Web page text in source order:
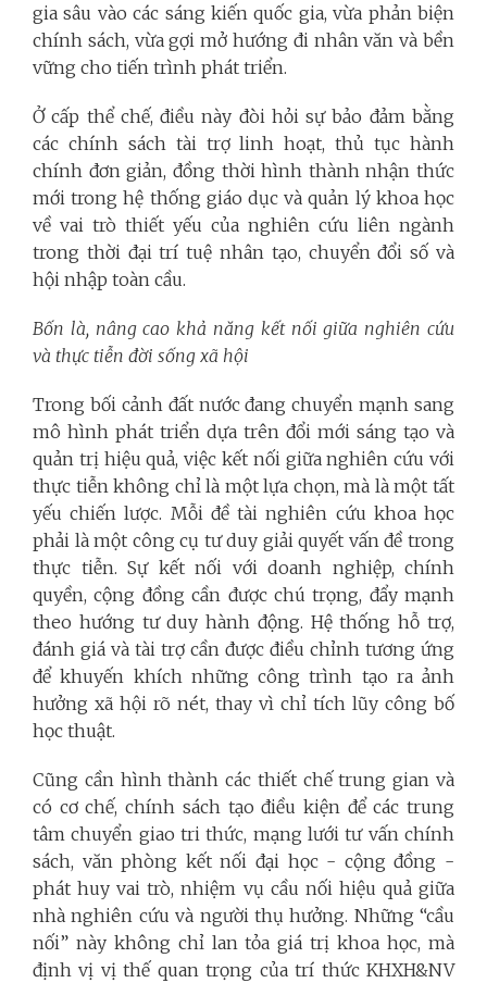
gia sâu vào các sáng kiến quốc gia, vừa phản biện
chính sách, vừa gợi mở hướng đi nhân văn và bền
vững cho tiến trình phát triển.
Ở cấp thể chế, điều này đòi hỏi sự bảo đảm bằng
các chính sách tài trợ linh hoạt, thủ tục hành
chính đơn giản, đồng thời hình thành nhận thức
mới trong hệ thống giáo dục và quản lý khoa học
về vai trò thiết yếu của nghiên cứu liên ngành
trong thời đại trí tuệ nhân tạo, chuyển đổi số và
hội nhập toàn cầu.
Bốn là, nâng cao khả năng kết nối giữa nghiên cứu
và thực tiễn đời sống xã hội
Trong bối cảnh đất nước đang chuyển mạnh sang
mô hình phát triển dựa trên đổi mới sáng tạo và
quản trị hiệu quả, việc kết nối giữa nghiên cứu với
thực tiễn không chỉ là một lựa chọn, mà là một tất
yếu chiến lược. Mỗi đề tài nghiên cứu khoa học
phải là một công cụ tư duy giải quyết vấn đề trong
thực tiễn. Sự kết nối với doanh nghiệp, chính
quyền, cộng đồng cần được chú trọng, đẩy mạnh
theo hướng tư duy hành động. Hệ thống hỗ trợ,
đánh giá và tài trợ cần được điều chỉnh tương ứng
để khuyến khích những công trình tạo ra ảnh
hưởng xã hội rõ nét, thay vì chỉ tích lũy công bố
học thuật.
Cũng cần hình thành các thiết chế trung gian và
có cơ chế, chính sách tạo điều kiện để các trung
tâm chuyển giao tri thức, mạng lưới tư vấn chính
sách, văn phòng kết nối đại học - cộng đồng -
phát huy vai trò, nhiệm vụ cầu nối hiệu quả giữa
nhà nghiên cứu và người thụ hưởng. Những “cầu
nối” này không chỉ lan tỏa giá trị khoa học, mà
định vị vị thế quan trọng của trí thức KHXH&NV